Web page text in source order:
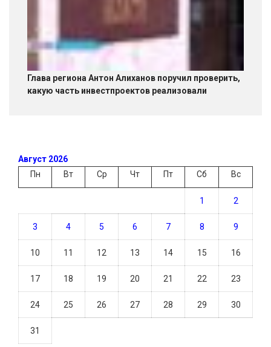
Глава региона Антон Алиханов поручил проверить,
какую часть инвестпроектов реализовали
Август 2026
Пн
Вт Ср Чт Пт Сб Вс
1 2
3 4 5 6 7 8 9
10 11 12 13 14 15 16
17 18 19 20 21 22 23
24 25 26 27 28 29 30
31